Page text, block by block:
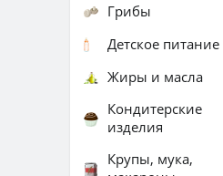
Грибы
Детское питание
Жиры и масла
Кондитерские
изделия
Крупы, мука,